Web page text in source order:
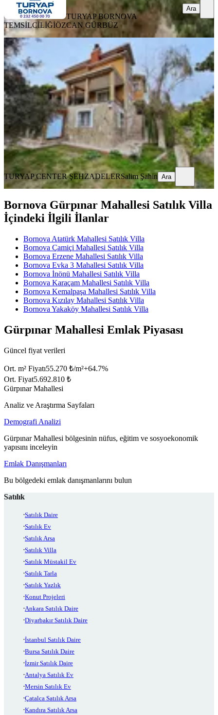
TURYAP BORNOVA
TEMSİLCİLİĞİÖZCAN GÜRBÜZ
Ara
EBV. BANYO
Bornova Yakaköy De Satılık Villa -
Takasa Açık
Bornova, Yakaköy Mahallesi
6+2·500 m²·06.05.2026
44.900.000 ₺
TURYAP CENTER ŞEHZADELERSalim Şahin
Ara
TURYAP CENTER ŞEHZADELERSalim Şahin Ara
Bornova Gürpınar Mahallesi Satılık Villa
İçindeki İlgili İlanlar
Bornova Atatürk Mahallesi Satılık Villa
Bornova Çamiçi Mahallesi Satılık Villa
Bornova Erzene Mahallesi Satılık Villa
Bornova Evka 3 Mahallesi Satılık Villa
Bornova İnönü Mahallesi Satılık Villa
Bornova Karaçam Mahallesi Satılık Villa
Bornova Kemalpaşa Mahallesi Satılık Villa
Bornova Kızılay Mahallesi Satılık Villa
Bornova Yakaköy Mahallesi Satılık Villa
Gürpınar Mahallesi Emlak Piyasası
Güncel fiyat verileri
Ort. m² Fiyatı55.270 ₺/m²+64.7%
Ort. Fiyat5.692.810 ₺
Gürpınar Mahallesi
Analiz ve Araştırma Sayfaları
Demografi Analizi
Gürpınar Mahallesi bölgesinin nüfus, eğitim ve sosyoekonomik
yapısını inceleyin
Emlak Danışmanları
Bu bölgedeki emlak danışmanlarını bulun
Satılık
Satılık Daire
Satılık Ev
Satılık Arsa
Satılık Villa
Satılık Müstakil Ev
Satılık Tarla
Satılık Yazlık
Konut Projeleri
Ankara Satılık Daire
Diyarbakır Satılık Daire
İstanbul Satılık Daire
Bursa Satılık Daire
İzmir Satılık Daire
Antalya Satılık Ev
Mersin Satılık Ev
Çatalca Satılık Arsa
Kandıra Satılık Arsa